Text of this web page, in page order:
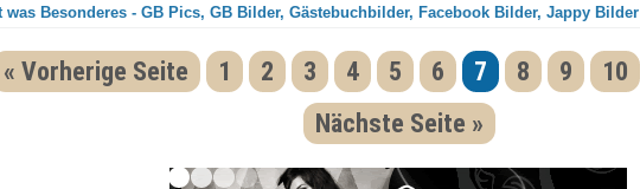
was Besonderes - GB Pics, GB Bilder, Gästebuchbilder, Facebook Bilder, Jappy Bilder
« Vorherige Seite 1 2 3 4 5 6 7 8 9 10
Nächste Seite »